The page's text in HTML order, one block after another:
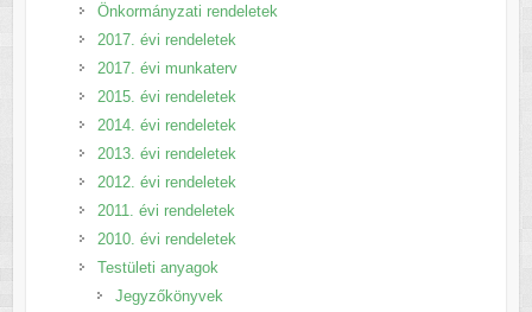
Önkormányzati rendeletek
2017. évi rendeletek
2017. évi munkaterv
2015. évi rendeletek
2014. évi rendeletek
2013. évi rendeletek
2012. évi rendeletek
2011. évi rendeletek
2010. évi rendeletek
Testületi anyagok
Jegyzőkönyvek